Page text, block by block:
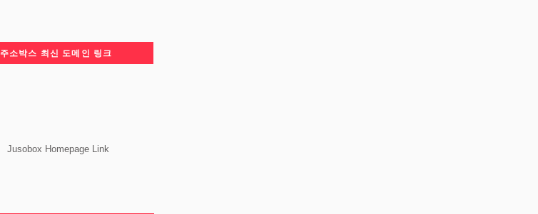
주소박스 최신 도메인 링크
Jusobox Homepage Link